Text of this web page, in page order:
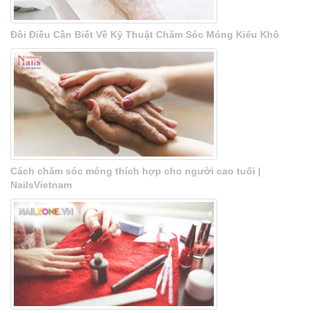
Đôi Điều Cần Biết Về Kỹ Thuật Chăm Sóc Móng Kiểu Khô
Cách chăm sóc móng thích hợp cho người cao tuổi |
NailsVietnam